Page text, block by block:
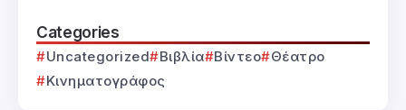
Categories
Uncategorized Βιβλία Βίντεο
Θέατρο
Κινηματογράφος